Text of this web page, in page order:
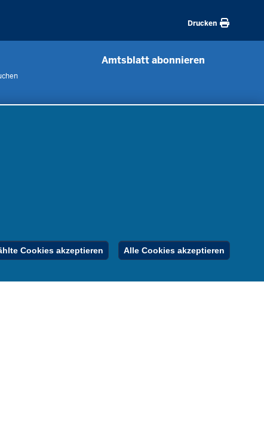
Cookies akzeptieren Alle Cookies akzeptieren
Drucken
Amtsblatt abonnieren
Inhalt Impressum Datenschutz